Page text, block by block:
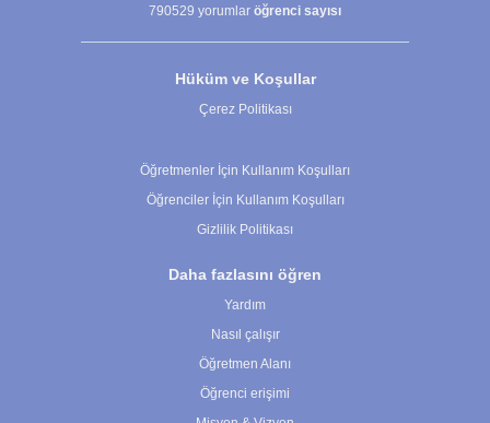
790529 yorumlar öğrenci sayısı
Hüküm ve Koşullar
Çerez Politikası
Öğretmenler İçin Kullanım Koşulları
Öğrenciler İçin Kullanım Koşulları
Gizlilik Politikası
Daha fazlasını öğren
Yardım
Nasıl çalışır
Öğretmen Alanı
Öğrenci erişimi